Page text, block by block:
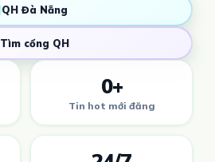
QH Đà Nẵng
Tìm cổng QH
0+
Tin hot mới đăng